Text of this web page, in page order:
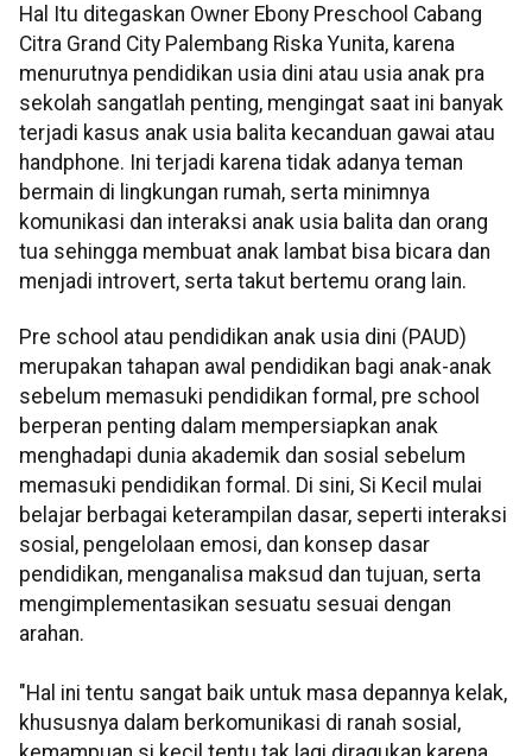
Hal Itu ditegaskan Owner Ebony Preschool Cabang
Citra Grand City Palembang Riska Yunita, karena
menurutnya pendidikan usia dini atau usia anak pra
sekolah sangatlah penting, mengingat saat ini banyak
terjadi kasus anak usia balita kecanduan gawai atau
handphone. Ini terjadi karena tidak adanya teman
bermain di lingkungan rumah, serta minimnya
komunikasi dan interaksi anak usia balita dan orang
tua sehingga membuat anak lambat bisa bicara dan
menjadi introvert, serta takut bertemu orang lain.
Pre school atau pendidikan anak usia dini (PAUD)
merupakan tahapan awal pendidikan bagi anak-anak
sebelum memasuki pendidikan formal, pre school
berperan penting dalam mempersiapkan anak
menghadapi dunia akademik dan sosial sebelum
memasuki pendidikan formal. Di sini, Si Kecil mulai
belajar berbagai keterampilan dasar, seperti interaksi
sosial, pengelolaan emosi, dan konsep dasar
pendidikan, menganalisa maksud dan tujuan, serta
mengimplementasikan sesuatu sesuai dengan
arahan.
"Hal ini tentu sangat baik untuk masa depannya kelak,
khususnya dalam berkomunikasi di ranah sosial,